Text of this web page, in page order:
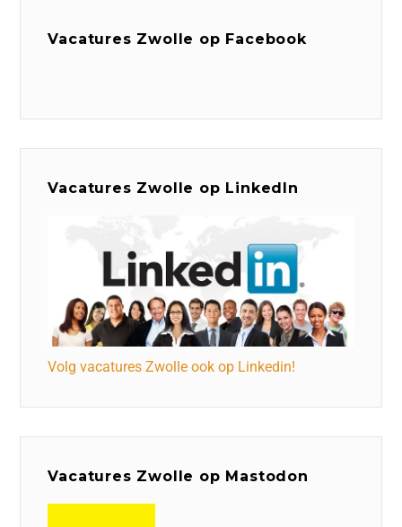
Vacatures Zwolle op Facebook
Vacatures Zwolle op LinkedIn
Volg vacatures Zwolle ook op Linkedin!
Vacatures Zwolle op Mastodon